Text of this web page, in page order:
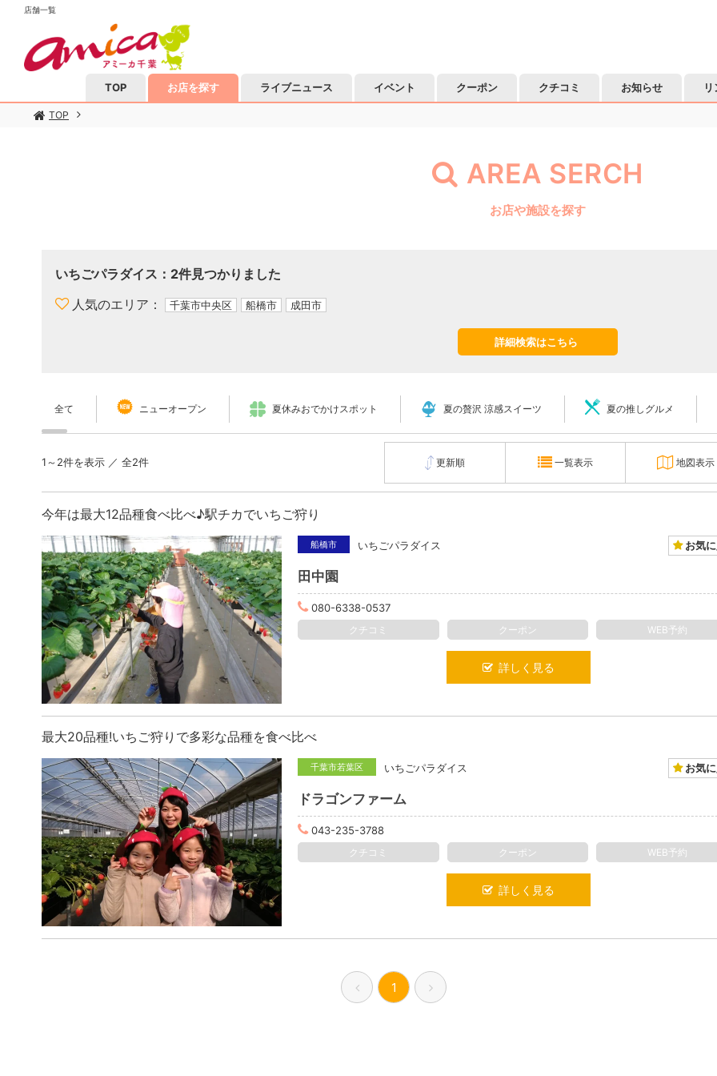
店舗一覧
TOP お店を探す ライブニュース イベント クーポン クチコミ お知らせ
TOP
AREA SERCH
お店や施設を探す
いちごパラダイス ： 2件見つかりました
人気のエリア
千葉市中央区 船橋市 成田市
詳細検索はこちら
全て ニューオープン 夏休みおでかけスポット 夏の贅沢 涼感スイーツ 夏の推しグルメ
1～2件を表示 ／ 全2件 更新順 一覧表示 地図表示
今年は最大12品種食べ比べ♪駅チカでいちご狩り
船橋市 いちごパラダイス お気
田中園
080-6338-0537
クチコミ クーポン WEB予約
詳しく見る
最大20品種!いちご狩りで多彩な品種を食べ比べ
千葉市若葉区 いちごパラダイス お気
ドラゴンファーム
043-235-3788
クチコミ クーポン WEB予約
詳しく見る
1